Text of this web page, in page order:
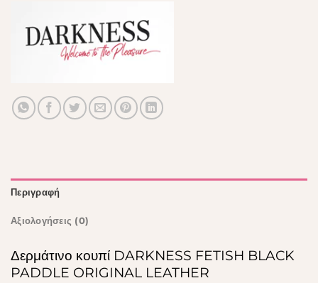
Περιγραφή
Αξιολογήσεις (0)
Δερμάτινο κουπί DARKNESS FETISH BLACK
PADDLE ORIGINAL LEATHER